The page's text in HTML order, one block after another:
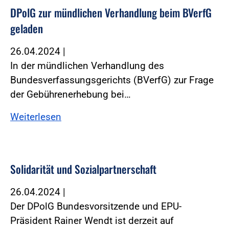
DPolG zur mündlichen Verhandlung beim BVerfG
geladen
26.04.2024 |
In der mündlichen Verhandlung des
Bundesverfassungsgerichts (BVerfG) zur Frage
der Gebührenerhebung bei…
Weiterlesen
Solidarität und Sozialpartnerschaft
26.04.2024 |
Der DPolG Bundesvorsitzende und EPU-
Präsident Rainer Wendt ist derzeit auf